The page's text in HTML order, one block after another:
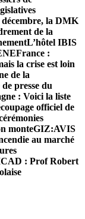
la DMK
de la
L’hôtel IBIS
France :
la crise est loin
de la
presse du
: Voici la liste
officiel de
monteGIZ:AVIS
au marché
: Prof Robert